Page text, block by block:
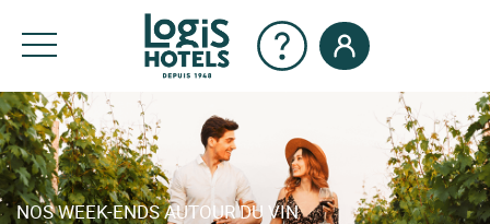
NOS WEEK-ENDS AUTOUR DU VIN